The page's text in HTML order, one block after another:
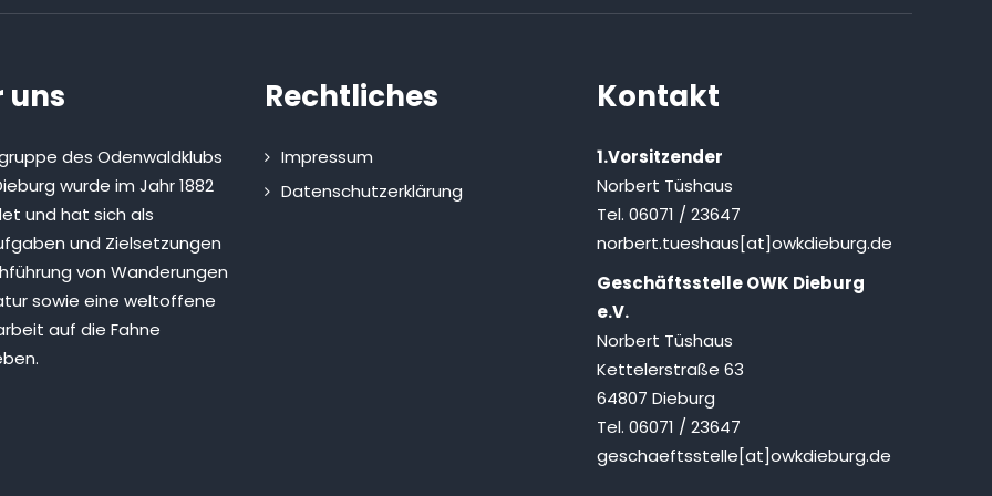
uns
des Odenwaldklubs
wurde im Jahr 1882
und hat sich als
und Zielsetzungen
von Wanderungen
sowie eine weltoffene
auf die Fahne
Rechtliches
Impressum
Datenschutzerklärung
Kontakt
1.Vorsitzender
Norbert Tüshaus
Tel. 06071 / 23647
norbert.tueshaus[at]owkdieburg.de
Geschäftsstelle OWK Dieburg
e.V.
Norbert Tüshaus
Kettelerstraße 63
64807 Dieburg
Tel. 06071 / 23647
geschaeftsstelle[at]owkdieburg.de